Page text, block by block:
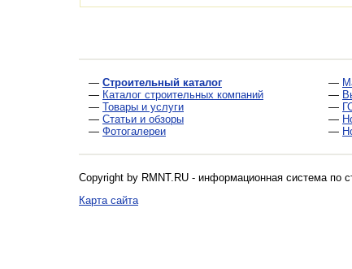
— Строительный каталог
— Каталог строительных компаний
— Товары и услуги
— Статьи и обзоры
— Фотогалереи
—
—
—
—
—
Copyright by RMNT.RU - информационная система по
Карта сайта